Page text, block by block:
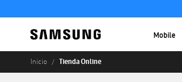
Mobile
Inicio Tienda Online